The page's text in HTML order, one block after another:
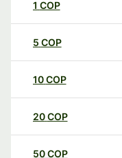
1 COP
5 COP
10COP
20COP
50COP